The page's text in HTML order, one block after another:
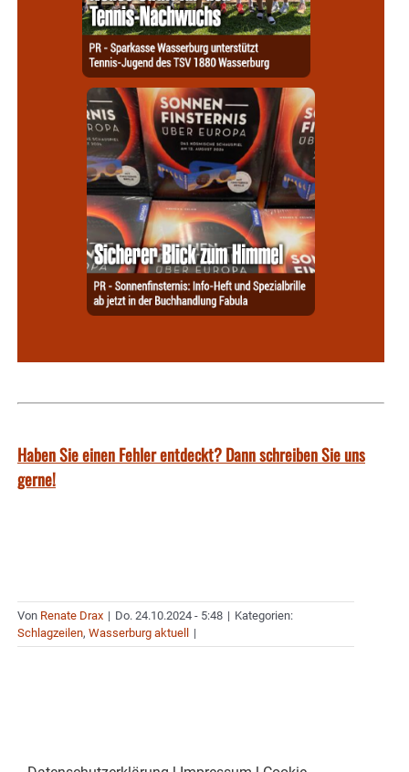
Haben Sie einen Fehler entdeckt? Dann schreiben Sie uns
gerne!
Von Renate Drax | Do. 24.10.2024 - 5:48 | Kategorien:
Schlagzeilen, Wasserburg aktuell |